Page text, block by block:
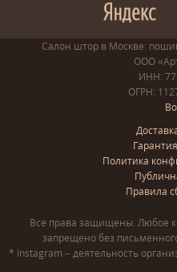
Салон штор в Москве:
ООО
ИНН:
ОГРН:
Политика
Правила
Все права защищены. Любое
запрещено без
* Instagram – деятельность